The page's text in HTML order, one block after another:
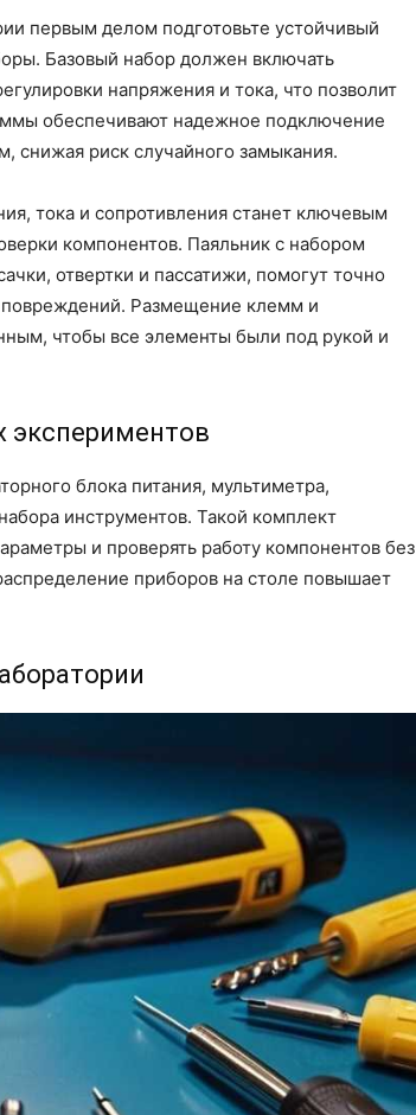
первым делом подготовьте устойчивый
Базовый набор должен включать
напряжения и тока, что позволит
обеспечивают надежное подключение
снижая риск случайного замыкания.
тока и сопротивления станет ключевым
компонентов. Паяльник с набором
отвертки и пассатижи, помогут точно
повреждений. Размещение клемм и
чтобы все элементы были под рукой и
блока питания, мультиметра,
инструментов. Такой комплект
и проверять работу компонентов без
приборов на столе повышает